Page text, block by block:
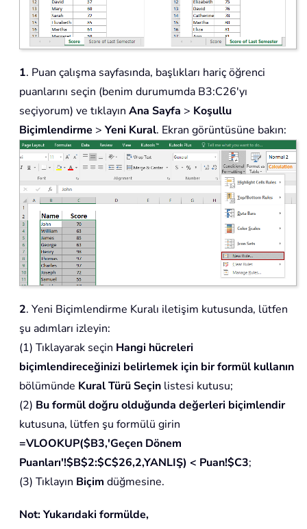
1. Puan çalışma sayfasında, başlıkları hariç öğrenci
puanlarını seçin (benim durumumda B3:C26'yı
seçiyorum) ve tıklayın Ana Sayfa > Koşullu
Biçimlendirme > Yeni Kural. Ekran görüntüsüne bakın:
2. Yeni Biçimlendirme Kuralı iletişim kutusunda, lütfen
şu adımları izleyin:
(1) Tıklayarak seçin Hangi hücreleri
biçimlendireceğinizi belirlemek için bir formül kullanın
bölümünde Kural Türü Seçin listesi kutusu;
(2) Bu formül doğru olduğunda değerleri biçimlendir
kutusuna, lütfen şu formülü girin
=VLOOKUP($B3,'Geçen Dönem
Puanları'!$B$2:$C$26,2,YANLIŞ) < Puan!$C3;
(3) Tıklayın Biçim düğmesine.
Not: Yukarıdaki formülde,